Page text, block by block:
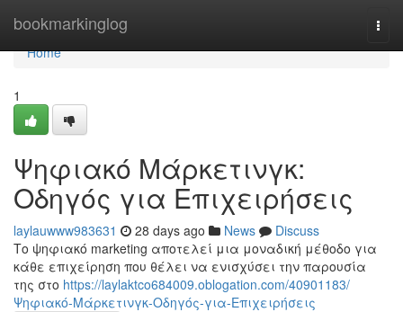
bookmarkinglog
Home
Home
1
Ψηφιακό Μάρκετινγκ:
Οδηγός για Επιχειρήσεις
laylauwww983631 28 days ago News
Discuss
Το ψηφιακό marketing αποτελεί μια μοναδική μέθοδο για
κάθε επιχείρηση που θέλει να ενισχύσει την παρουσία
της στο https://laylaktco684009.oblogation.com/40901183/
Ψηφιακό-Μάρκετινγκ-Οδηγός-για-Επιχειρήσεις